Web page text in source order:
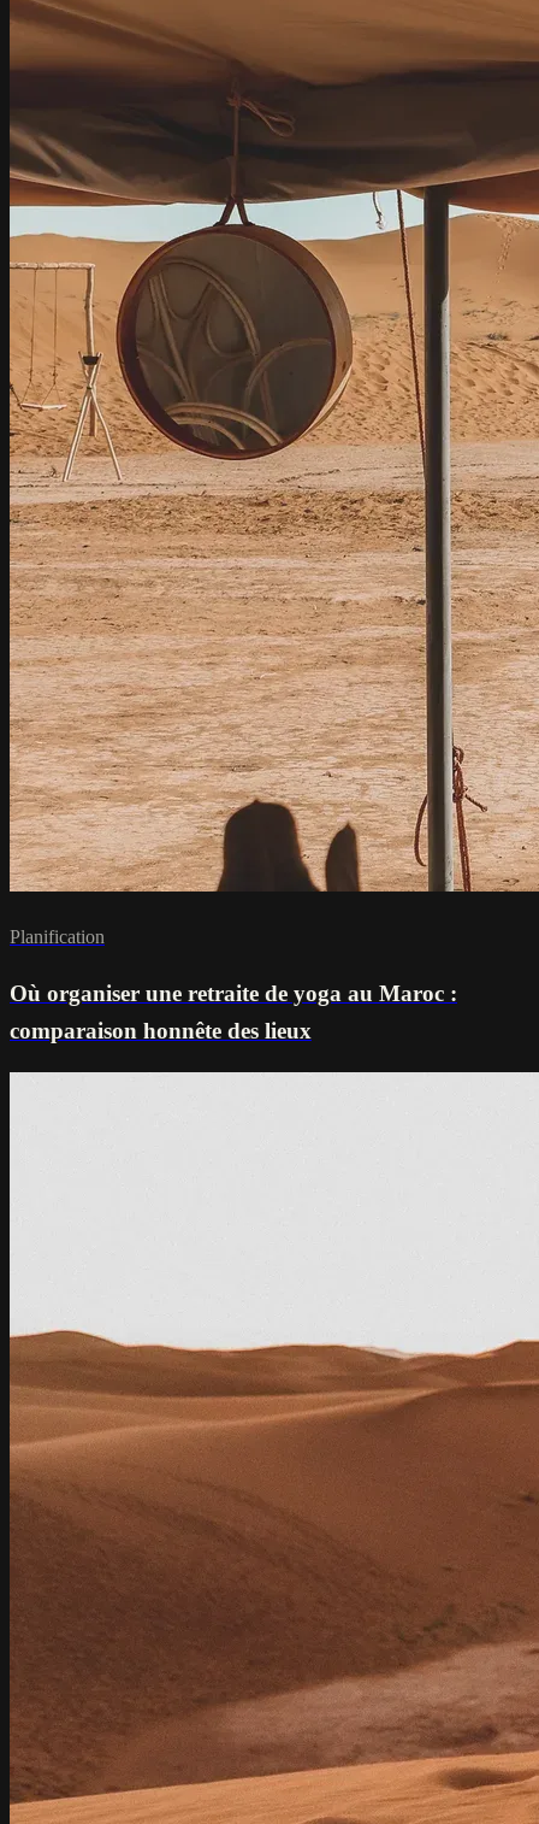
Planification
Où organiser une retraite de yoga au Maroc :
comparaison honnête des lieux